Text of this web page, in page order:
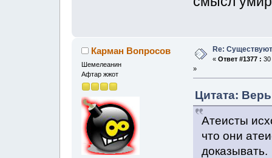
Карман Вопросов
Шемелеанин
Афтар жжот
Re:
« Ответ #1377 : 30
»
Цитата:
Атеисты
что они
доказывать.